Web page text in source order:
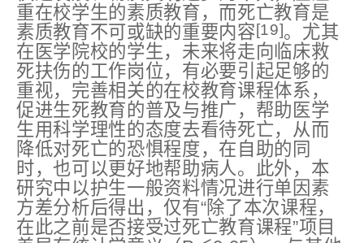
重在校学生的素质教育，而死亡教育是
素质教育不可或缺的重要内容[19]。尤其
在医学院校的学生，未来将走向临床救
死扶伤的工作岗位，有必要引起足够的
重视，完善相关的在校教育课程体系，
促进生死教育的普及与推广，帮助医学
生用科学理性的态度去看待死亡，从而
降低对死亡的恐惧程度，在自助的同
时，也可以更好地帮助病人。此外，本
研究中以护生一般资料情况进行单因素
方差分析后得出，仅有“除了本次课程，
在此之前是否接受过死亡教育课程”项目